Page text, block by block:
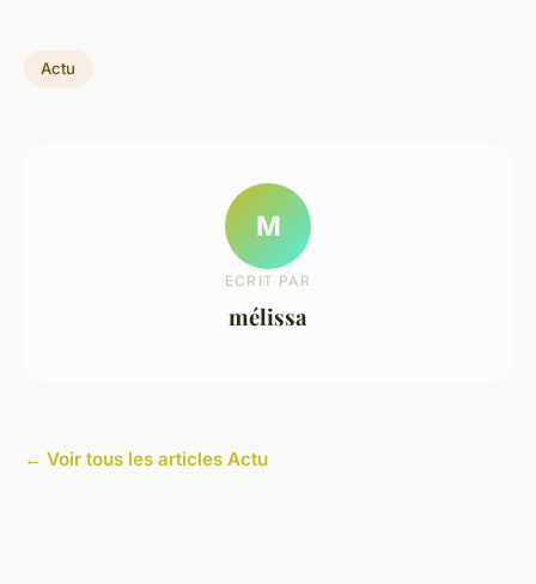
Actu
M
ECRIT PAR
mélissa
← Voir tous les articles Actu